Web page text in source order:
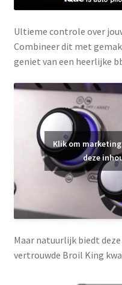
Ultieme controle over
Combineer dit met
geniet van een heerlijke
Klik om
deze
Maar natuurlijk biedt
vertrouwde Broil King